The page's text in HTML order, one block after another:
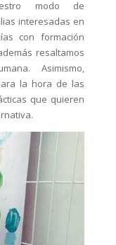
modo de
interesadas en
con formación
resaltamos
Asimismo,
la hora de las
que quieren